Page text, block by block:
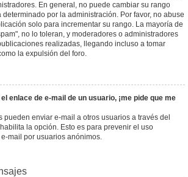
En general, no puede cambiar su rango
por la administración. Por favor, no abuse
solo para incrementar su rango. La mayoría de
no lo toleran, y moderadores o administradores
realizadas, llegando incluso a tomar
la expulsión del foro.
enlace de e-mail de un usuario, ¡me pide que me
pueden enviar e-mail a otros usuarios a través del
la opción. Esto es para prevenir el uso
mail por usuarios anónimos.